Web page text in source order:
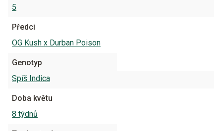
5
Předci
OG Kush x Durban Poison
Genotyp
Spíš Indica
Doba květu
8 týdnů